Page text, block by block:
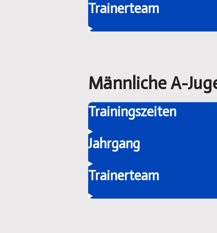
Trainerteam
Männliche A-
Trainingszeiten
Jahrgang
Trainerteam